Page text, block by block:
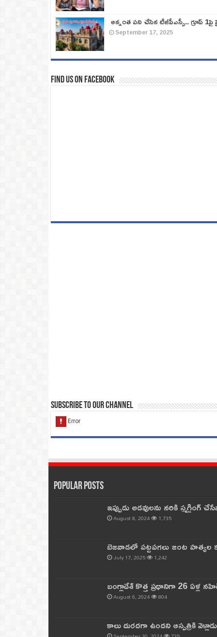
అన్నంత పని చేసిన టీజీపీఎస్సీ.. గ్రూప్‌
September 17, 2025
Find us on Facebook
Subscribe to our Channel
Popular Posts
ఇప్పుడు అడవులను నరికి
August 8, 2024 1,735
బెజవాడలో పట్టపగలు జంట
July 17, 2025 1,242
బంగ్లాదేశ్ కొత్త ప్రధానిగా 26 ఏళ్ల
August 6, 2024 804
కాలు దురదగా ఉందని ఆస్పత్రికి